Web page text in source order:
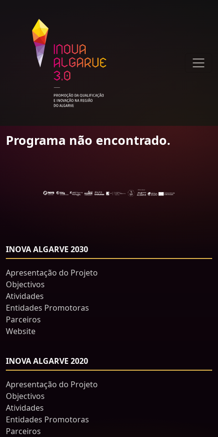
Programa não encontrado.
INOVA ALGARVE 2030
Apresentação do Projeto
Objectivos
Atividades
Entidades Promotoras
Parceiros
Website
INOVA ALGARVE 2020
Apresentação do Projeto
Objectivos
Atividades
Entidades Promotoras
Parceiros